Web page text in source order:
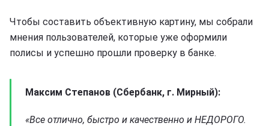
Чтобы составить объективную картину, мы собрали
мнения пользователей, которые уже оформили
полисы и успешно прошли проверку в банке.
Максим Степанов (Сбербанк, г. Мирный):
«Все отлично, быстро и качественно и НЕДОРОГО.